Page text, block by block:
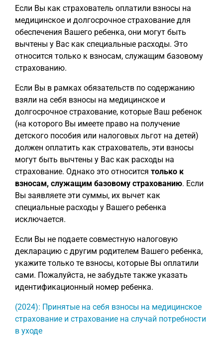
Если Вы как страхователь оплатили взносы на
медицинское и долгосрочное страхование для
обеспечения Вашего ребенка, они могут быть
вычтены у Вас как специальные расходы. Это
относится только к взносам, служащим базовому
страхованию.
Если Вы в рамках обязательств по содержанию
взяли на себя взносы на медицинское и
долгосрочное страхование, которые Ваш ребенок
(на которого Вы имеете право на получение
детского пособия или налоговых льгот на детей)
должен оплатить как страхователь, эти взносы
могут быть вычтены у Вас как расходы на
страхование. Однако это относится только к
взносам, служащим базовому страхованию. Если
Вы заявляете эти суммы, их вычет как
специальные расходы у Вашего ребенка
исключается.
Если Вы не подаете совместную налоговую
декларацию с другим родителем Вашего ребенка,
укажите только те взносы, которые Вы оплатили
сами. Пожалуйста, не забудьте также указать
идентификационный номер ребенка.
(2024): Принятые на себя взносы на медицинское
страхование и страхование на случай потребности
в уходе